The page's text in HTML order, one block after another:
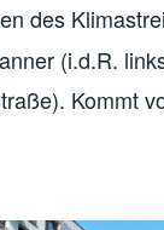
des
(i.d.R.
Kommt